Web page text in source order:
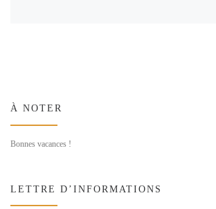
À NOTER
Bonnes vacances !
LETTRE D’INFORMATIONS